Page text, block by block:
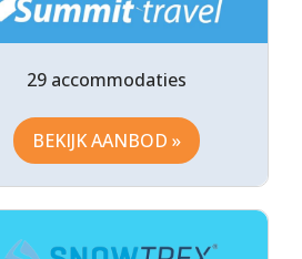
29 accommodaties
BEKIJK AANBOD »